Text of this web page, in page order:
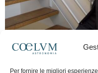
Per fornire le migliori
Frida Paolella - 16 Giugno 2026
spaziale europea e della